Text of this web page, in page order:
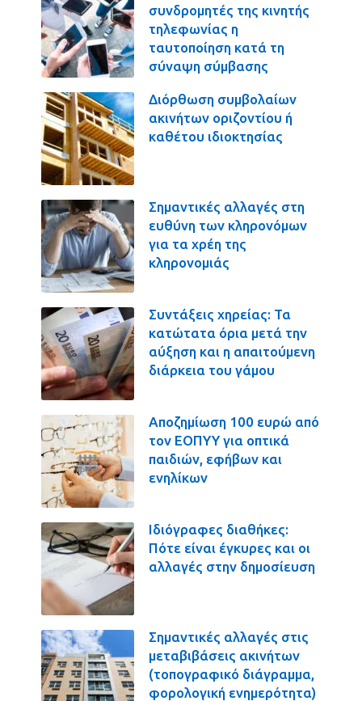
συνδρομητές της κινητής
τηλεφωνίας η
ταυτοποίηση κατά τη
σύναψη σύμβασης
Διόρθωση συμβολαίων
ακινήτων οριζοντίου ή
καθέτου ιδιοκτησίας
Σημαντικές αλλαγές στη
ευθύνη των κληρονόμων
για τα χρέη της
κληρονομιάς
Συντάξεις χηρείας: Τα
κατώτατα όρια μετά την
αύξηση και η απαιτούμενη
διάρκεια του γάμου
Αποζημίωση 100 ευρώ από
τον ΕΟΠΥΥ για οπτικά
παιδιών, εφήβων και
ενηλίκων
Ιδιόγραφες διαθήκες:
Πότε είναι έγκυρες και οι
αλλαγές στην δημοσίευση
Σημαντικές αλλαγές στις
μεταβιβάσεις ακινήτων
(τοπογραφικό διάγραμμα,
φορολογική ενημερότητα)